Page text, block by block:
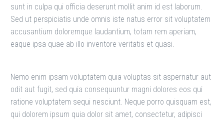
sunt in culpa qui officia deserunt mollit anim id est laborum.
Sed ut perspiciatis unde omnis iste natus error sit voluptatem
accusantium doloremque laudantium, totam rem aperiam,
eaque ipsa quae ab illo inventore veritatis et quasi.
Nemo enim ipsam voluptatem quia voluptas sit aspernatur aut
odit aut fugit, sed quia consequuntur magni dolores eos qui
ratione voluptatem sequi nesciunt. Neque porro quisquam est,
qui dolorem ipsum quia dolor sit amet, consectetur, adipisci